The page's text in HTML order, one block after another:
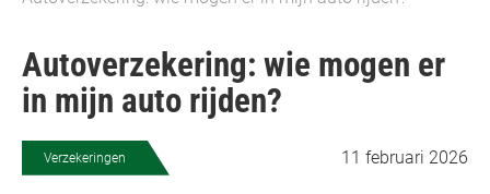
Autoverzekering: wie mogen er
in mijn auto rijden?
Verzekeringen 11 februari 2026